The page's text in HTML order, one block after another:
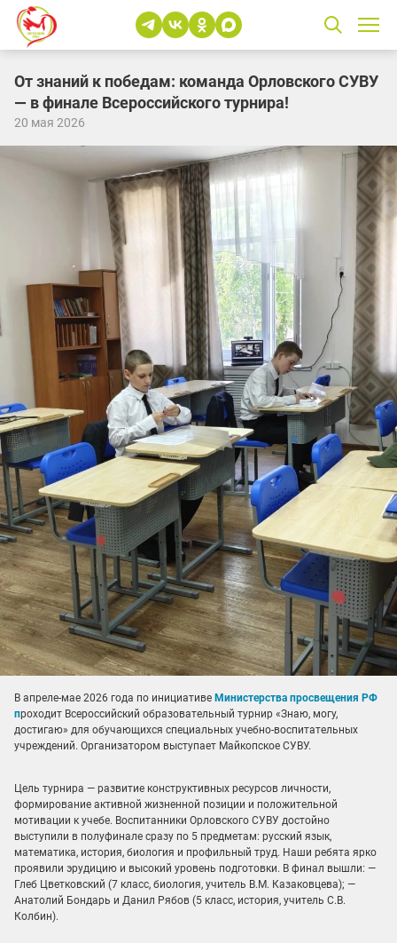
От знаний к победам: команда Орловского СУВУ
— в финале Всероссийского турнира!
20 мая 2026
В апреле-мае 2026 года по инициативе Министерства просвещения РФ
проходит Всероссийский образовательный турнир «Знаю, могу,
достигаю» для обучающихся специальных учебно-воспитательных
учреждений. Организатором выступает Майкопское СУВУ.
Цель турнира — развитие конструктивных ресурсов личности,
формирование активной жизненной позиции и положительной
мотивации к учебе. Воспитанники Орловского СУВУ достойно
выступили в полуфинале сразу по 5 предметам: русский язык,
математика, история, биология и профильный труд. Наши ребята ярко
проявили эрудицию и высокий уровень подготовки. В финал вышли: —
Глеб Цветковский (7 класс, биология, учитель В.М. Казаковцева); —
Анатолий Бондарь и Данил Рябов (5 класс, история, учитель С.В.
Колбин).